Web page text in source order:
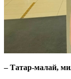
– Татар-малай,